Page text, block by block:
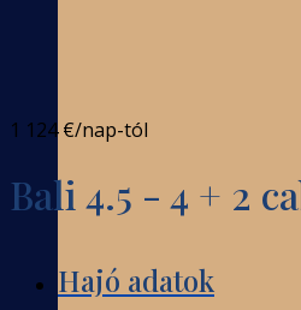
1 124 €/nap-tól
Bali 4.5 - 4 + 2
Hajó adatok